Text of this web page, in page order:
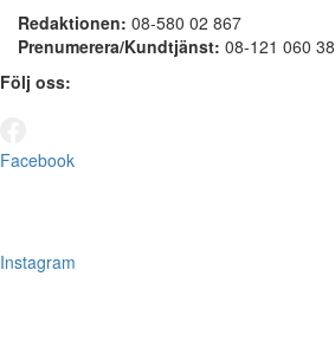
Redaktionen: 08-580 02 867
Prenumerera/Kundtjänst: 08-121 060 38
Följ oss:
Facebook
Instagram